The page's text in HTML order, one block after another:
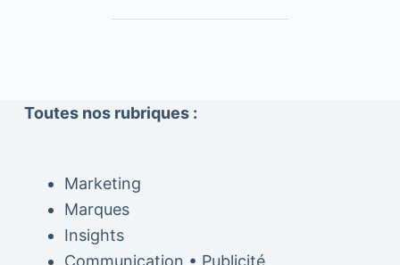
Toutes nos rubriques :
Marketing
Marques
Insights